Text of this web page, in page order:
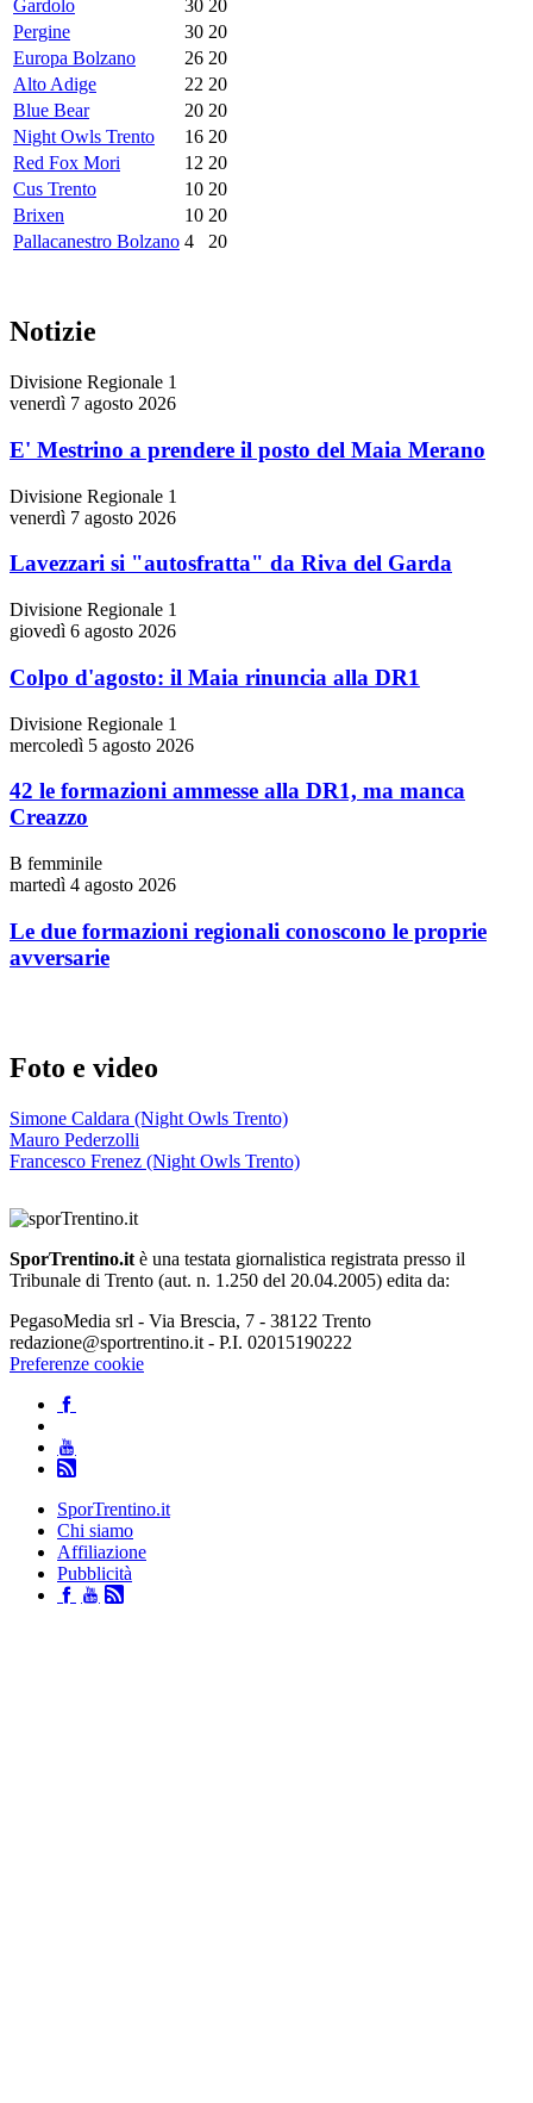
Gardolo 30 20
Pergine
30 20
Europa Bolzano
26 20
Alto Adige
22 20
Blue Bear
20 20
Night Owls Trento
16 20
Red Fox Mori
12 20
Cus Trento
10 20
Brixen
10 20
Pallacanestro Bolzano 4 20
Notizie
Divisione Regionale 1
venerdì 7 agosto 2026
E' Mestrino a prendere il posto del Maia Merano
Divisione Regionale 1
venerdì 7 agosto 2026
Lavezzari si "autosfratta" da Riva del Garda
Divisione Regionale 1
giovedì 6 agosto 2026
Colpo d'agosto: il Maia rinuncia alla DR1
Divisione Regionale 1
mercoledì 5 agosto 2026
42 le formazioni ammesse alla DR1, ma manca
Creazzo
B femminile
martedì 4 agosto 2026
Le due formazioni regionali conoscono le proprie
avversarie
Foto e video
Simone Caldara (Night Owls Trento)
Mauro Pederzolli
Francesco Frenez (Night Owls Trento)
SporTrentino.it è una testata giornalistica registrata presso il
Tribunale di Trento (aut. n. 1.250 del 20.04.2005) edita da:
PegasoMedia srl - Via Brescia, 7 - 38122 Trento
redazione@sportrentino.it - P.I. 02015190222
Preferenze cookie
SporTrentino.it
Chi siamo
Affiliazione
Pubblicità